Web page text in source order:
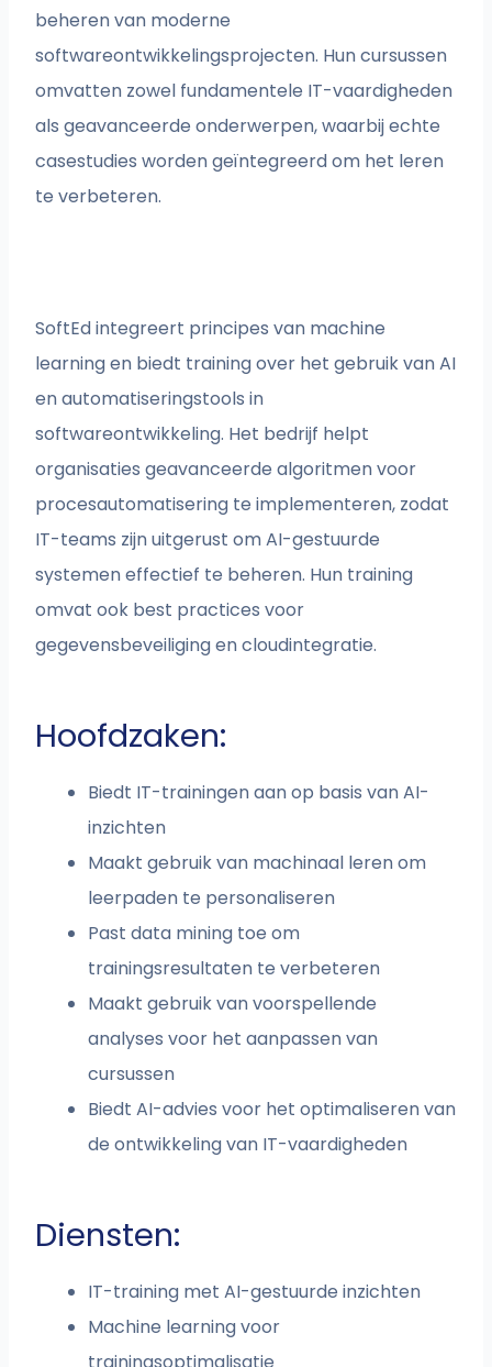
beheren van moderne
softwareontwikkelingsprojecten. Hun cursussen
omvatten zowel fundamentele IT-vaardigheden
als geavanceerde onderwerpen, waarbij echte
casestudies worden geïntegreerd om het leren
te verbeteren.
SoftEd integreert principes van machine
learning en biedt training over het gebruik van AI
en automatiseringstools in
softwareontwikkeling. Het bedrijf helpt
organisaties geavanceerde algoritmen voor
procesautomatisering te implementeren, zodat
IT-teams zijn uitgerust om AI-gestuurde
systemen effectief te beheren. Hun training
omvat ook best practices voor
gegevensbeveiliging en cloudintegratie.
Hoofdzaken:
Biedt IT-trainingen aan op basis van AI-
inzichten
Maakt gebruik van machinaal leren om
leerpaden te personaliseren
Past data mining toe om
trainingsresultaten te verbeteren
Maakt gebruik van voorspellende
analyses voor het aanpassen van
cursussen
Biedt AI-advies voor het optimaliseren van
de ontwikkeling van IT-vaardigheden
Diensten:
IT-training met AI-gestuurde inzichten
Machine learning voor